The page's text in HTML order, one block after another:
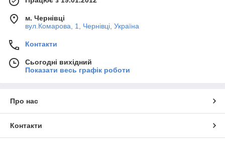
м. Чернівці
вул.Комарова, 1, Чернівці, Україна
Контакти
Сьогодні вихідний
Показати весь графік роботи
Про нас
Контакти